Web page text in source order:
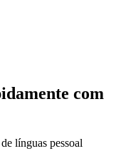
com
línguas pessoal